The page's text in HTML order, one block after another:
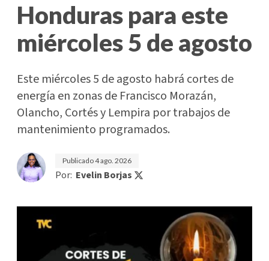
Honduras para este
miércoles 5 de agosto
Este miércoles 5 de agosto habrá cortes de
energía en zonas de Francisco Morazán,
Olancho, Cortés y Lempira por trabajos de
mantenimiento programados.
Publicado4 ago. 2026
Por: Evelin Borjas